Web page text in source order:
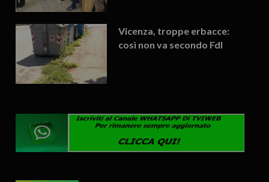
Vicenza, troppe erbacce:
così non va secondo FdI